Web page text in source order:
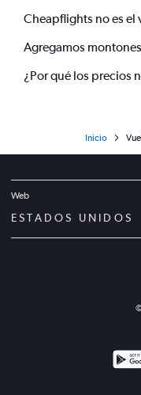
Cheapflights no es el
Agregamos
¿Por qué los precios
Inicio
Web
ESTADOS UNIDOS